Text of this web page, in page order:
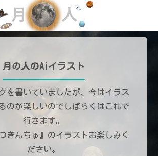
月の人のAiイラスト
を書いていましたが、今はイラス
のが楽しいのでしばらくはこれで
行きます。
きんちゅ』のイラストお楽しみく
ださい。